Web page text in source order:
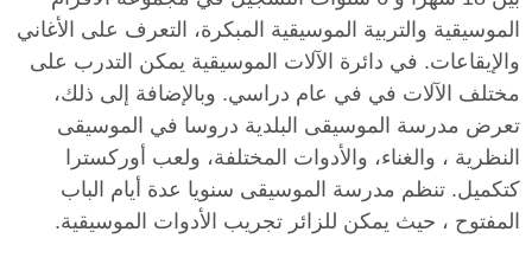
الموسيقية والتربية الموسيقية المبكرة، التعرف على الأغاني
والإيقاعات. في دائرة الآلات الموسيقية يمكن التدرب على
مختلف الآلات في في عام دراسي. وبالإضافة إلى ذلك،
تعرض مدرسة الموسيقى البلدية دروسا في الموسيقى
النظرية ، والغناء، والأدوات المختلفة، ولعب أوركسترا
كتكميل. تنظم مدرسة الموسيقى سنويا عدة أيام الباب
المفتوح ، حيث يمكن للزائر تجريب الأدوات الموسيقية.